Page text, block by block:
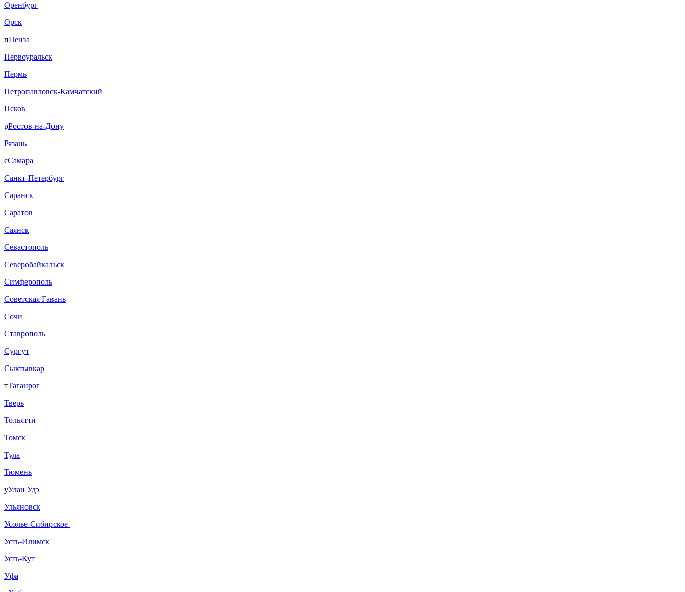
Оренбург
Орск
пПенза
Первоуральск
Пермь
Петропавловск-Камчатский
Псков
рРостов-на-Дону
Рязань
сСамара
Санкт-Петербург
Саранск
Саратов
Саянск
Севастополь
Северобайкальск
Симферополь
Советская Гавань
Сочи
Ставрополь
Сургут
Сыктывкар
тТаганрог
Тверь
Тольятти
Томск
Тула
Тюмень
уУлан Удэ
Ульяновск
Усолье-Сибирское
Усть-Илимск
Усть-Кут
Уфа